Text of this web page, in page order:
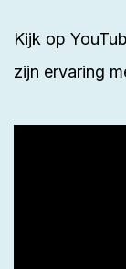
Kijk op
zijn ervaring